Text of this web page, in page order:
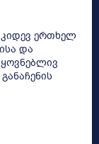
კიდევ ერთხელ
და